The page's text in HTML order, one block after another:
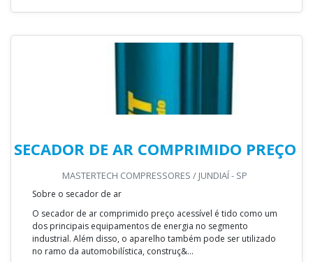
SECADOR DE AR COMPRIMIDO PREÇO
MASTERTECH COMPRESSORES / JUNDIAÍ - SP
Sobre o secador de ar
O secador de ar comprimido preço acessível é tido como um
dos principais equipamentos de energia no segmento
industrial. Além disso, o aparelho também pode ser utilizado
no ramo da automobilística, construç&...